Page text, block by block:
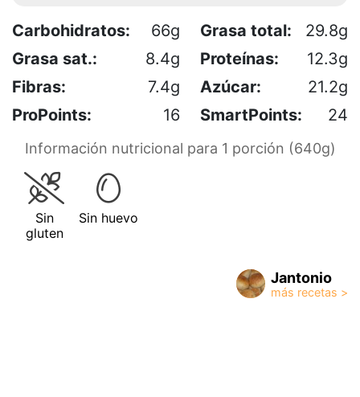
Carbohidratos: 66g Grasa total:
29.8g
Grasa sat.:
8.4g Proteínas:
12.3g
Fibras:
7.4g Azúcar:
21.2g
ProPoints:
16 SmartPoints: 24
Información nutricional para 1 porción (640g)
Sin
gluten
Sin huevo
Jantonio